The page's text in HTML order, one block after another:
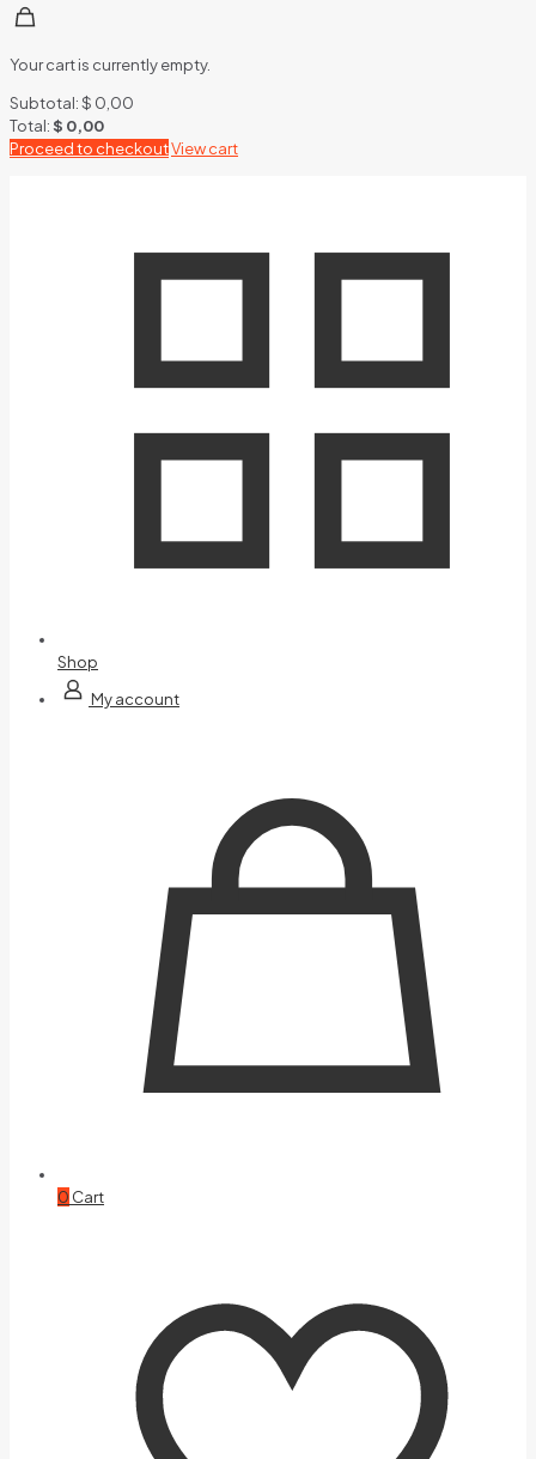
Your cart is currently empty.
Subtotal:$ 0,00
Total:$ 0,00
Proceed to checkoutView cart
Shop
My account
0 Cart